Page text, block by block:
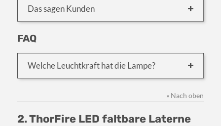
Das sagen Kunden
FAQ
Welche Leuchtkraft hat die Lampe?
» Nach oben
2. ThorFire LED faltbare Laterne